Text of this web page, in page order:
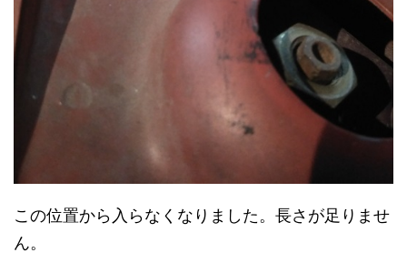
この位置から入らなくなりました。長さが足りませ
ん。